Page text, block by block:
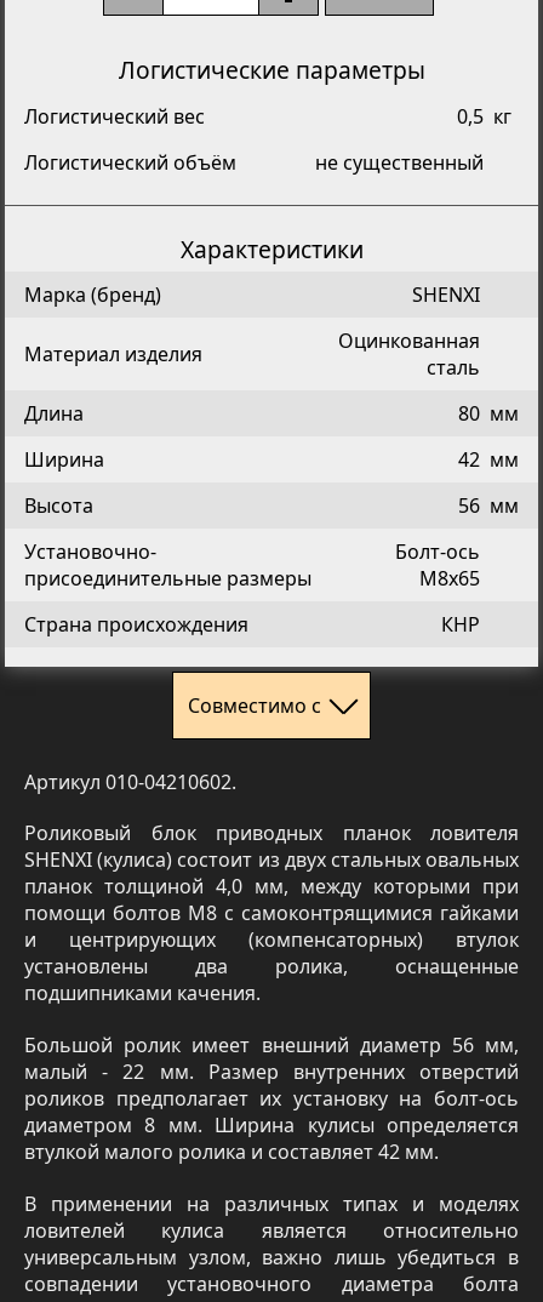
Логистические параметры
Логистический вес 0,5 кг
Логистический объём
не существенный
Характеристики
Марка (бренд) SHENXI
Материал изделия
Оцинкованная
сталь
Длина
80 мм
Ширина
42 мм
Высота
56 мм
Установочно-
присоединительные размеры
Болт-ось
М8х65
Страна происхождения
КНР
Совместимо с
Артикул 010-04210602.
Роликовый блок приводных планок ловителя
SHENXI (кулиса) состоит из двух стальных овальных
планок толщиной 4,0 мм, между которыми при
помощи болтов М8 с самоконтрящимися гайками
и центрирующих (компенсаторных) втулок
установлены два ролика, оснащенные
подшипниками качения.
Большой ролик имеет внешний диаметр 56 мм,
малый - 22 мм. Размер внутренних отверстий
роликов предполагает их установку на болт-ось
диаметром 8 мм. Ширина кулисы определяется
втулкой малого ролика и составляет 42 мм.
В применении на различных типах и моделях
ловителей кулиса является относительно
универсальным узлом, важно лишь убедиться в
совпадении установочного диаметра болта